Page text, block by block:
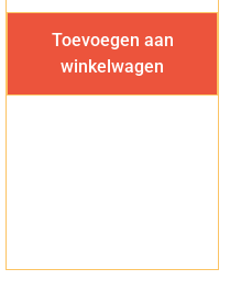
Toevoegen aan
winkelwagen